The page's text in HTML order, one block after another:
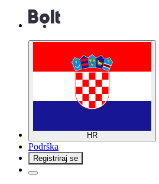
HR
Podrška
Registriraj se